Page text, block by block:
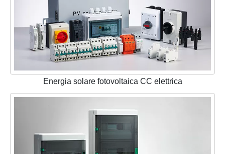
Energia solare fotovoltaica CC elettrica